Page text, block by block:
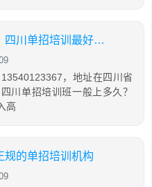
四川单招培训班一般上多久，四川单招培训最好的学校
，地址在四川省
川单招培训班一般上多久？
高
规的单招培训机构